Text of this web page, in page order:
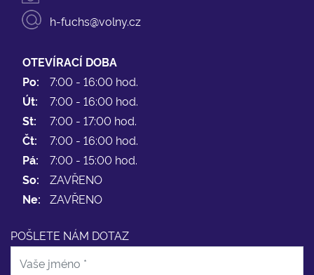
h-fuchs@volny.cz
OTEVÍRACÍ DOBA
Po:
7:00 - 16:00 hod.
Út:
7:00 - 16:00 hod.
St:
7:00 - 17:00 hod.
Čt:
7:00 - 16:00 hod.
Pá:
7:00 - 15:00 hod.
So:
ZAVŘENO
Ne:
ZAVŘENO
POŠLETE NÁM DOTAZ